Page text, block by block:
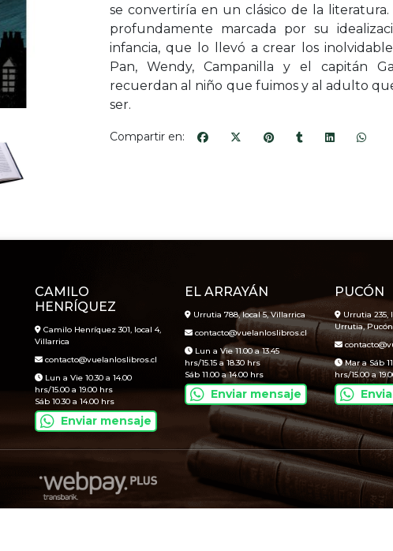
se convertiría en un clásico de la
profundamente marcada por su
infancia, que lo llevó a crear los
Pan, Wendy, Campanilla y el capitán
recuerdan al niño que fuimos y al adulto
ser.
Compartir en:
CAMILO
HENRÍQUEZ
Camilo Henríquez 301, local 4,
Villarrica
contacto@vuelanloslibros.cl
Lun a Vie 10.30 a 14.00
hrs/15.00 a 19.00 hrs
Sáb 10.30 a 14.00 hrs
Enviar mensaje
EL ARRAYÁN
Urrutia 788, local 5, Villarrica
contacto@vuelanloslibros.cl
Lun a Vie 11.00 a 13.45
hrs/15.15 a 18.30 hrs
Sáb 11.00 a 14.00 hrs
Enviar mensaje
PUCÓN
Urrutia 235,
Urrutia, Pucón
Mar a Sáb
hrs/15.00 a